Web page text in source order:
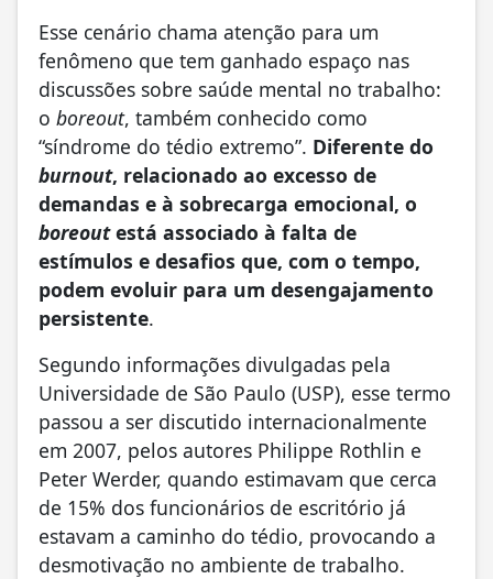
Esse cenário chama atenção para um
fenômeno que tem ganhado espaço nas
discussões sobre saúde mental no trabalho:
o boreout, também conhecido como
“síndrome do tédio extremo”. Diferente do
burnout, relacionado ao excesso de
demandas e à sobrecarga emocional, o
boreoutestá associado à falta de
estímulos e desafios que, com o tempo,
podem evoluir para um desengajamento
persistente.
Segundo informações divulgadas pela
Universidade de São Paulo (USP), esse termo
passou a ser discutido internacionalmente
em 2007, pelos autores Philippe Rothlin e
Peter Werder, quando estimavam que cerca
de 15% dos funcionários de escritório já
estavam a caminho do tédio, provocando a
desmotivação no ambiente de trabalho.